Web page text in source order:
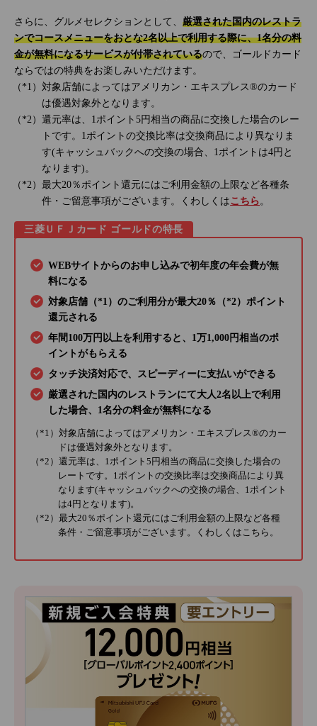
さらに、グルメセレクションとして、 厳選された国内のレストラ
ンでコースメニューをおとな2名以上で利用する際に、1名分の料
金が無料になるサービスが付帯されているので、ゴールドカード
ならではの特典をお楽しみいただけます。
対象店舗によってはアメリカン・エキスプレス®のカード
は優遇対象外となります。
還元率は、1ポイント5円相当の商品に交換した場合のレー
トです。1ポイントの交換比率は交換商品により異なりま
す(キャッシュバックへの交換の場合、1ポイントは4円と
なります)。
最大20％ポイント還元にはご利用金額の上限など各種条
件・ご留意事項がございます。くわしくはこちら。
三菱ＵＦＪカード ゴールドの特長
WEBサイトからのお申し込みで初年度の年会費が無
料になる
対象店舗（*1）のご利用分が最大20％（*2）ポイント
還元される
年間100万円以上を利用すると、1万1,000円相当のポ
イントがもらえる
タッチ決済対応で、スピーディーに支払いができる
厳選された国内のレストランにて大人2名以上で利用
した場合、1名分の料金が無料になる
（*1）対象店舗によってはアメリカン・エキスプレス®のカー
ドは優遇対象外となります。
（*2）還元率は、1ポイント5円相当の商品に交換した場合の
レートです。1ポイントの交換比率は交換商品により異
なります(キャッシュバックへの交換の場合、1ポイント
は4円となります)。
（*2）最大20％ポイント還元にはご利用金額の上限など各種
条件・ご留意事項がございます。くわしくはこちら 。